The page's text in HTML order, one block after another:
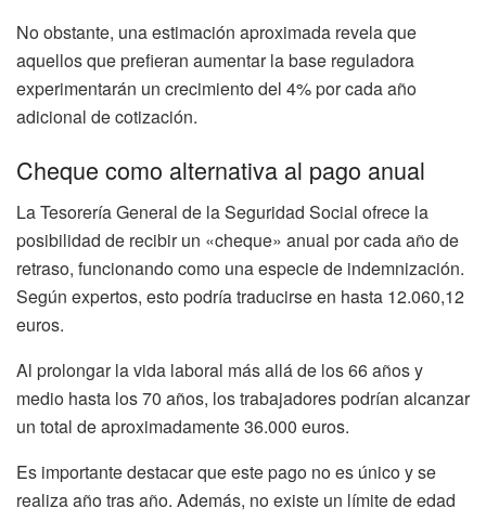
No obstante, una estimación aproximada revela que
aquellos que prefieran aumentar la base reguladora
experimentarán un crecimiento del 4% por cada año
adicional de cotización.
Cheque como alternativa al pago anual
La Tesorería General de la Seguridad Social ofrece la
posibilidad de recibir un «cheque» anual por cada año de
retraso, funcionando como una especie de indemnización.
Según expertos, esto podría traducirse en hasta 12.060,12
euros.
Al prolongar la vida laboral más allá de los 66 años y
medio hasta los 70 años, los trabajadores podrían alcanzar
un total de aproximadamente 36.000 euros.
Es importante destacar que este pago no es único y se
realiza año tras año. Además, no existe un límite de edad